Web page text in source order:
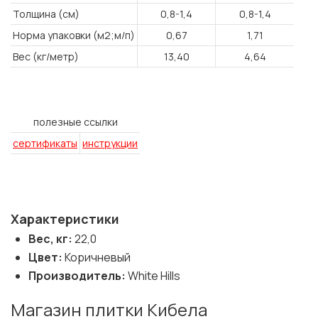
Толщина (см)
0,8-1,4
0,8-1,4
Норма упаковки (м2;м/п)
0,67
1,71
Вес (кг/метр)
13,40 4,64
полезные ссылки
сертификаты инструкции
Характеристики
Вес, кг: 22,0
Цвет: Коричневый
Производитель: White Hills
Магазин плитки Кибела